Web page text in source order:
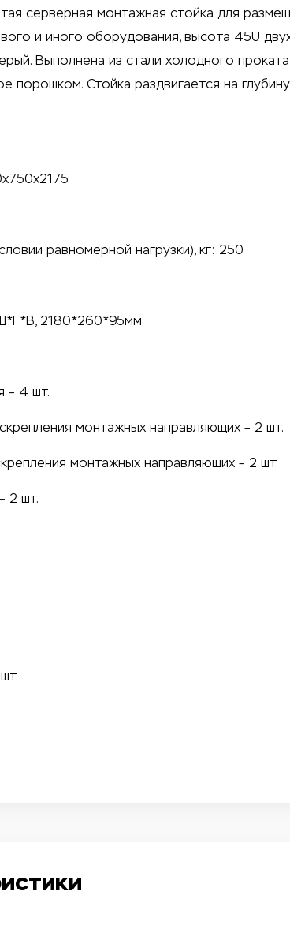
серверная монтажная стойка для
и иного оборудования, высота 45U
Выполнена из стали холодного
Стойка раздвигается на
равномерной нагрузки), кг: 250
2180*260*95мм
– 4 шт.
монтажных направляющих – 2 шт.
монтажных направляющих – 2 шт.
2 шт.